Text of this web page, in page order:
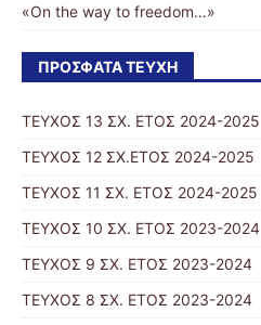
«On the way to freedom…»
ΠΡΌΣΦΑΤΑ ΤΕΎΧΗ
ΤΕΥΧΟΣ 13 ΣΧ. ΕΤΟΣ 2024-2025
ΤΕΥΧΟΣ 12 ΣΧ.ΕΤΟΣ 2024-2025
ΤΕΥΧΟΣ 11 ΣΧ. ΕΤΟΣ 2024-2025
TΕΥΧΟΣ 10 ΣΧ. ΕΤΟΣ 2023-2024
ΤΕΥΧΟΣ 9 ΣΧ. ΕΤΟΣ 2023-2024
ΤΕΥΧΟΣ 8 ΣΧ. ΕΤΟΣ 2023-2024